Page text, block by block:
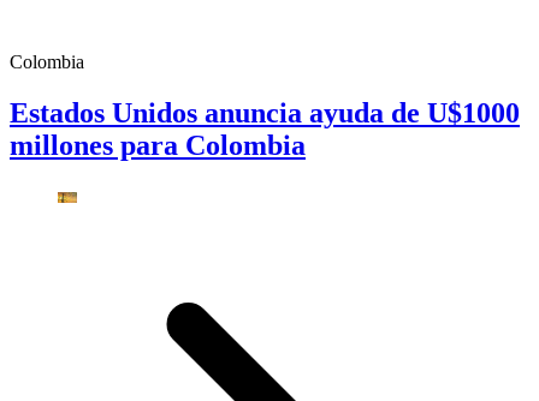
Colombia
Estados Unidos anuncia ayuda de U$1000
millones para Colombia